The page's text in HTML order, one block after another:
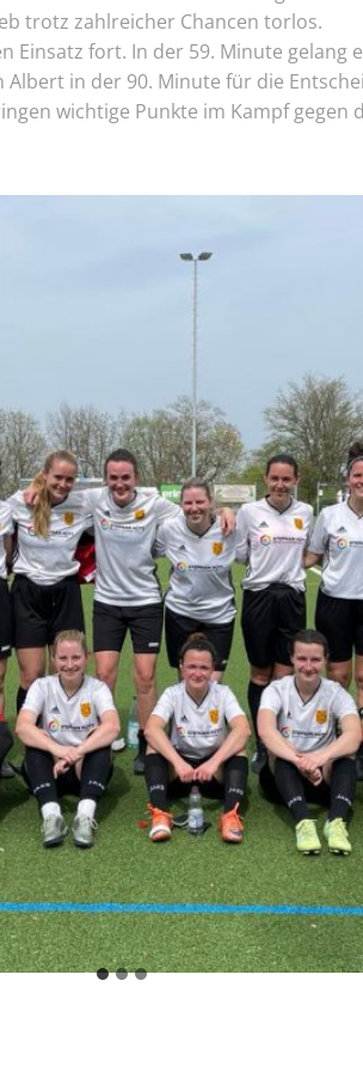
trotz zahlreicher Chancen torlos.
fort. In der 59. Minute gelang
in der 90. Minute für die
wichtige Punkte im Kampf